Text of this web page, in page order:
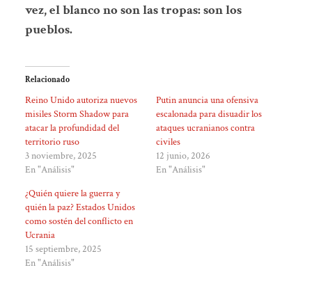
vez, el blanco no son las tropas: son los
pueblos.
Relacionado
Reino Unido autoriza nuevos
misiles Storm Shadow para
atacar la profundidad del
territorio ruso
3 noviembre, 2025
En "Análisis"
Putin anuncia una ofensiva
escalonada para disuadir los
ataques ucranianos contra
civiles
12 junio, 2026
En "Análisis"
¿Quién quiere la guerra y
quién la paz? Estados Unidos
como sostén del conflicto en
Ucrania
15 septiembre, 2025
En "Análisis"